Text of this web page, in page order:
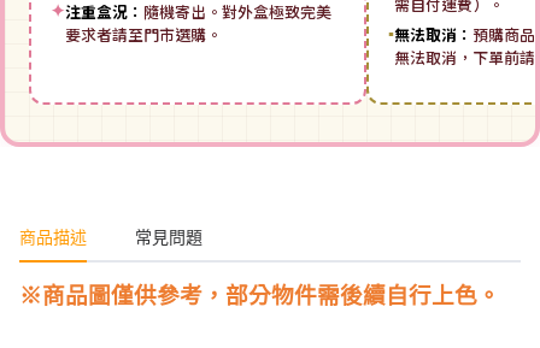
✦注重盒況： 隨機寄出。對外盒極致完美
要求者請至門市選購。
需自付運費）。
▪無法取消： 預購商品
無法取消，下單前
商品描述 常見問題
※商品圖僅供參考，部分物件需後續自行上色。